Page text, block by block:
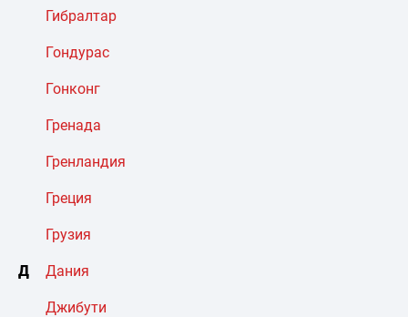
Гибралтар
Гондурас
Гонконг
Гренада
Гренландия
Греция
Грузия
Д Дания
Джибути